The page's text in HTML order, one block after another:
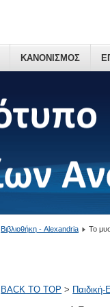
ΚΑΝΟΝΙΣΜΟΣ
Βιβλιοθήκη - Alexandria Το
BACK TO TOP > Παιδική-